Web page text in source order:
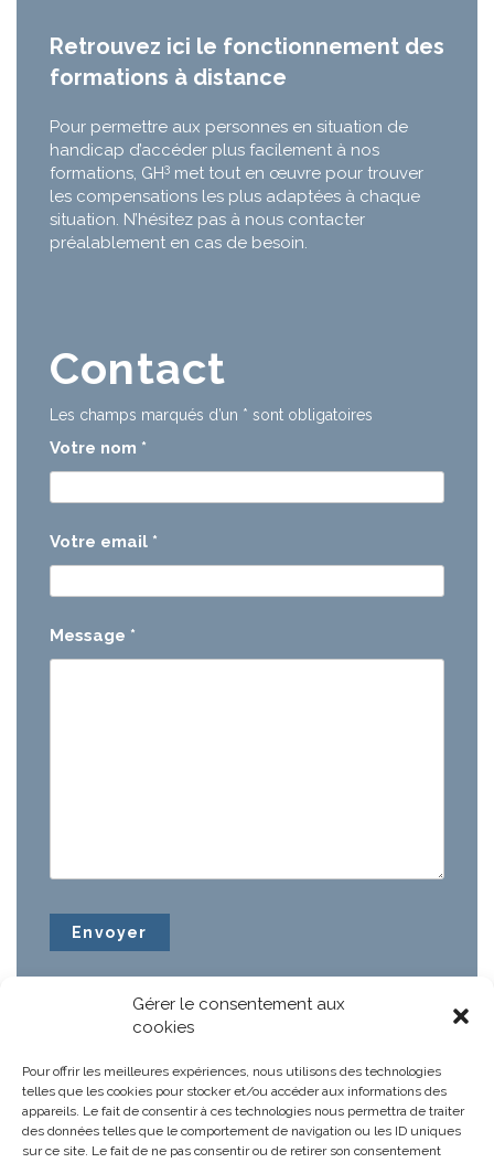
Gérer le consentement aux
cookies
Pour offrir les meilleures expériences, nous utilisons des technologies
telles que les cookies pour stocker et/ou accéder aux informations des
appareils. Le fait de consentir à ces technologies nous permettra de traiter
des données telles que le comportement de navigation ou les ID uniques
sur ce site. Le fait de ne pas consentir ou de retirer son consentement
Retrouvez ici le fonctionnement des
formations à distance
Pour permettre aux personnes en situation de
handicap d’accéder plus facilement à nos
formations, GH3 met tout en œuvre pour trouver
les compensations les plus adaptées à chaque
situation. N’hésitez pas à nous contacter
préalablement en cas de besoin.
Contact
Les champs marqués d’un * sont obligatoires
Votre nom *
Votre email *
Message *